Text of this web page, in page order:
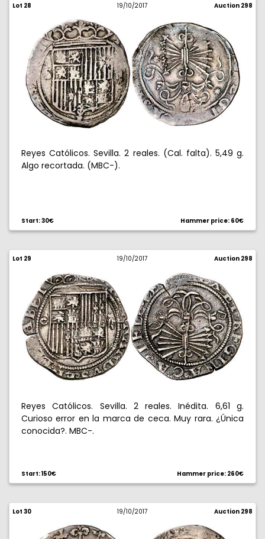
Lot 28 19/10/2017 Auction 298
Reyes Católicos. Sevilla. 2 reales. (Cal. falta). 5,49 g.
Algo recortada. (MBC-).
Start: 30€ Hammer price: 60€
Lot 29 19/10/2017 Auction 298
Reyes Católicos. Sevilla. 2 reales. Inédita. 6,61 g.
Curioso error en la marca de ceca. Muy rara. ¿Única
conocida?. MBC-.
Start: 150€ Hammer price: 260€
Lot 30 19/10/2017 Auction 298